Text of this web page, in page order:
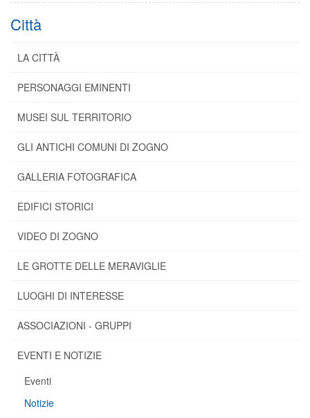
Città
LA CITTÀ
PERSONAGGI EMINENTI
MUSEI SUL TERRITORIO
GLI ANTICHI COMUNI DI ZOGNO
GALLERIA FOTOGRAFICA
EDIFICI STORICI
VIDEO DI ZOGNO
LE GROTTE DELLE MERAVIGLIE
LUOGHI DI INTERESSE
ASSOCIAZIONI - GRUPPI
EVENTI E NOTIZIE
Eventi
Notizie